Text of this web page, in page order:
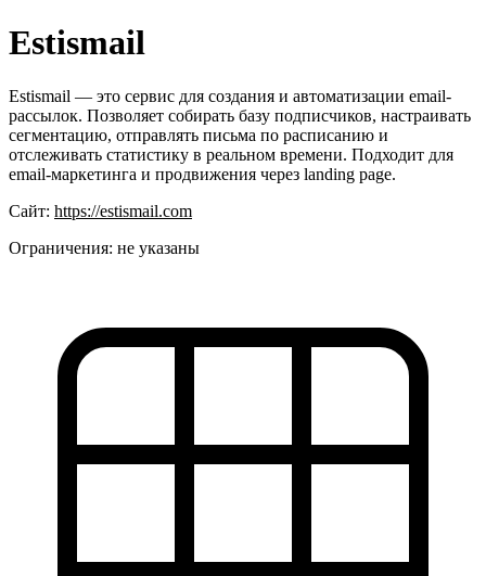
Estismail
Estismail — это сервис для создания и автоматизации email-
рассылок. Позволяет собирать базу подписчиков, настраивать
сегментацию, отправлять письма по расписанию и
отслеживать статистику в реальном времени. Подходит для
email-маркетинга и продвижения через landing page.
Сайт: https://estismail.com
Ограничения: не указаны